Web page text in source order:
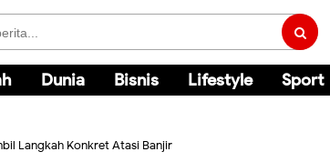
Dunia Bisnis Lifestyle Sport
Langkah Konkret Atasi Banjir